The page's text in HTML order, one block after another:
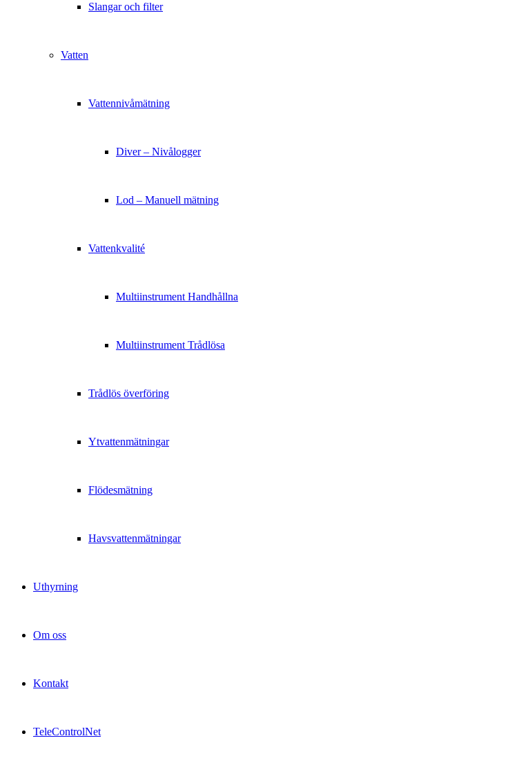
Slangar och filter
Vatten
Vattennivåmätning
Diver – Nivålogger
Lod – Manuell mätning
Vattenkvalité
Multiinstrument Handhållna
Multiinstrument Trådlösa
Trådlös överföring
Ytvattenmätningar
Flödesmätning
Havsvattenmätningar
Uthyrning
Om oss
Kontakt
TeleControlNet